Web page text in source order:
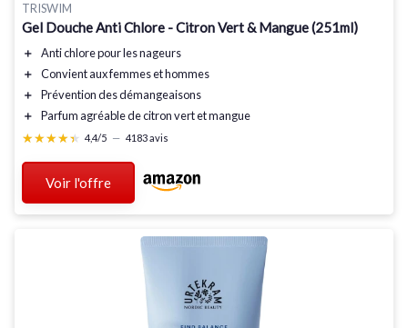
TRISWIM
Gel Douche Anti Chlore - Citron Vert & Mangue (251ml)
＋ Anti chlorepour les nageurs
＋
Convient aux femmes et hommes
＋
Prévention des démangeaisons
＋
Parfum agréablede citron vert et mangue
★★★★★
★★★★★ 4,4/5 — 4183 avis
Voir l'offre